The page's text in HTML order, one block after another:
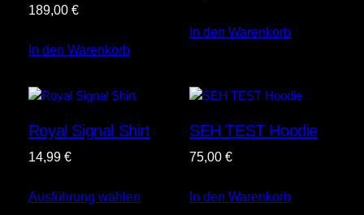
189,00 €
In den Warenkorb
In den Warenkorb
Royal Signal Shirt
14,99 €
Ausführung wählen
SEH TEST Hoodie
75,00€
In den Warenkorb